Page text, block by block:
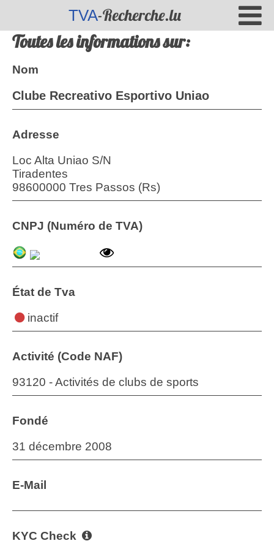
TVA-Recherche.lu
Toutes les informations sur:
Nom
Clube Recreativo Esportivo Uniao
Adresse
Loc Alta Uniao S/N
Tiradentes
98600000 Tres Passos (Rs)
CNPJ (Numéro de TVA)
État de Tva
inactif
Activité (Code NAF)
93120 - Activités de clubs de sports
Fondé
31 décembre 2008
E-Mail
KYC Check